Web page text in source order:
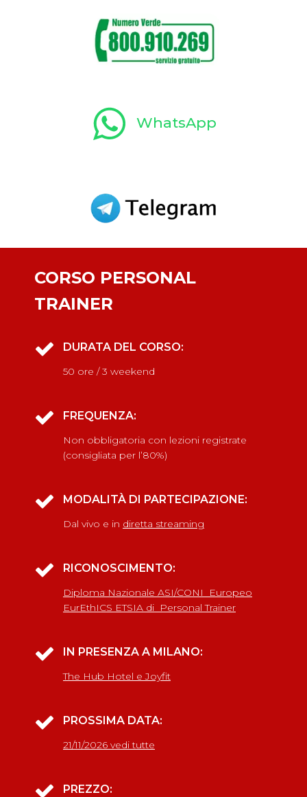
WhatsApp
CORSO PERSONAL
TRAINER
DURATA DEL CORSO:
50 ore / 3 weekend
FREQUENZA:
Non obbligatoria con lezioni registrate
(consigliata per l’80%)
MODALITÀ DI PARTECIPAZIONE:
Dal vivo e in diretta streaming
RICONOSCIMENTO:
Diploma Nazionale ASI/CONI Europeo
EurEthICS ETSIA di Personal Trainer
IN PRESENZA A MILANO:
The Hub Hotel e Joyfit
PROSSIMA DATA:
21/11/2026 vedi tutte
PREZZO: